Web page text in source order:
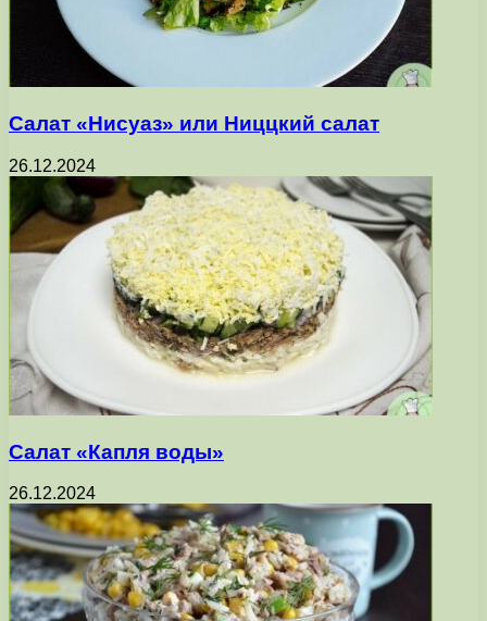
Салат «Нисуаз» или Ниццкий салат
26.12.2024
Салат «Капля воды»
26.12.2024